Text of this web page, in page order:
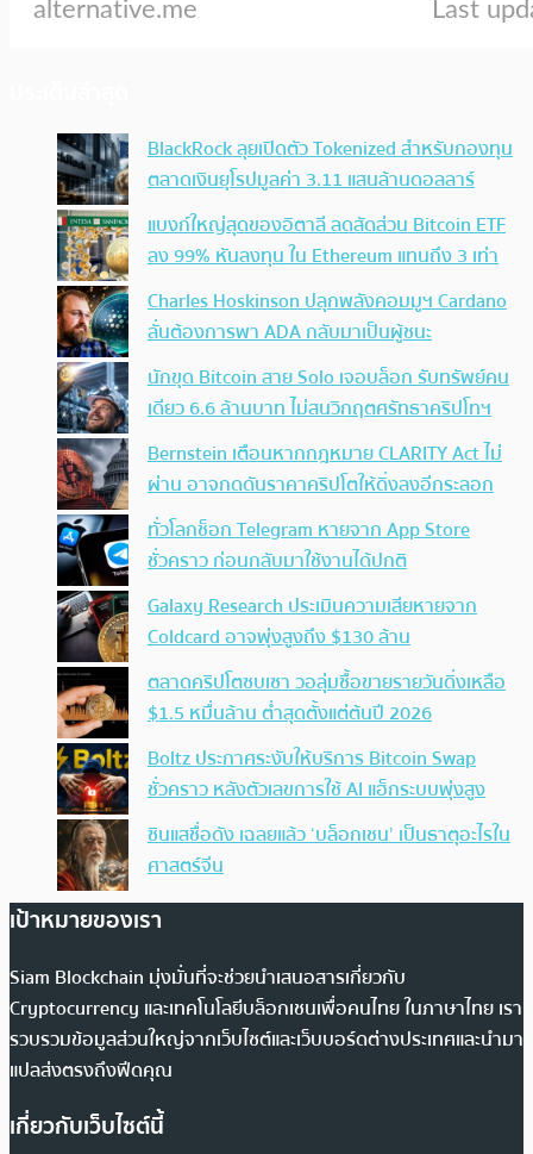
BlackRock ลุยเปิดตัว Tokenized สำหรับกองทุน
ตลาดเงินยุโรปมูลค่า 3.11 แสนล้านดอลลาร์
แบงก์ใหญ่สุดของอิตาลี ลดสัดส่วน Bitcoin ETF
ลง 99% หันลงทุน ใน Ethereum แทนถึง 3 เท่า
Charles Hoskinson ปลุกพลังคอมมูฯ Cardano
ลั่นต้องการพา ADA กลับมาเป็นผู้ชนะ
นักขุด Bitcoin สาย Solo เจอบล็อก รับทรัพย์คน
เดียว 6.6 ล้านบาท ไม่สนวิกฤตศรัทธาคริปโทฯ
Bernstein เตือนหากกฎหมาย CLARITY Act ไม่
ผ่าน อาจกดดันราคาคริปโตให้ดิ่งลงอีกระลอก
ทั่วโลกช็อก Telegram หายจาก App Store
ชั่วคราว ก่อนกลับมาใช้งานได้ปกติ
Galaxy Research ประเมินความเสียหายจาก
Coldcard อาจพุ่งสูงถึง $130 ล้าน
ตลาดคริปโตซบเซา วอลุ่มซื้อขายรายวันดิ่งเหลือ
$1.5 หมื่นล้าน ต่ำสุดตั้งแต่ต้นปี 2026
Boltz ประกาศระงับให้บริการ Bitcoin Swap
ชั่วคราว หลังตัวเลขการใช้ AI แฮ็กระบบพุ่งสูง
ซินแสชื่อดัง เฉลยแล้ว ‘บล็อกเชน’ เป็นธาตุอะไรใน
ศาสตร์จีน
เป้าหมายของเรา
Siam Blockchain มุ่งมั่นที่จะช่วยนำเสนอสารเกี่ยวกับ
Cryptocurrency และเทคโนโลยีบล็อกเชนเพื่อคนไทย ในภาษาไทย เรา
รวบรวมข้อมูลส่วนใหญ่จากเว็บไซต์และเว็บบอร์ดต่างประเทศและนำมา
แปลส่งตรงถึงฟีดคุณ
เกี่ยวกับเว็บไซต์นี้